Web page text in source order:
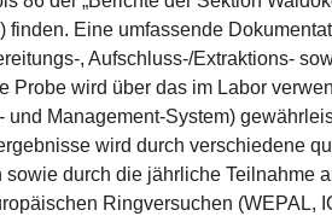
finden. Eine umfassende
, Aufschluss-/Extraktions-
Probe wird über das im Labor
und Management-System)
wird durch verschiedene
sowie durch die jährliche Teilnahme
Ringversuchen (WEPAL,